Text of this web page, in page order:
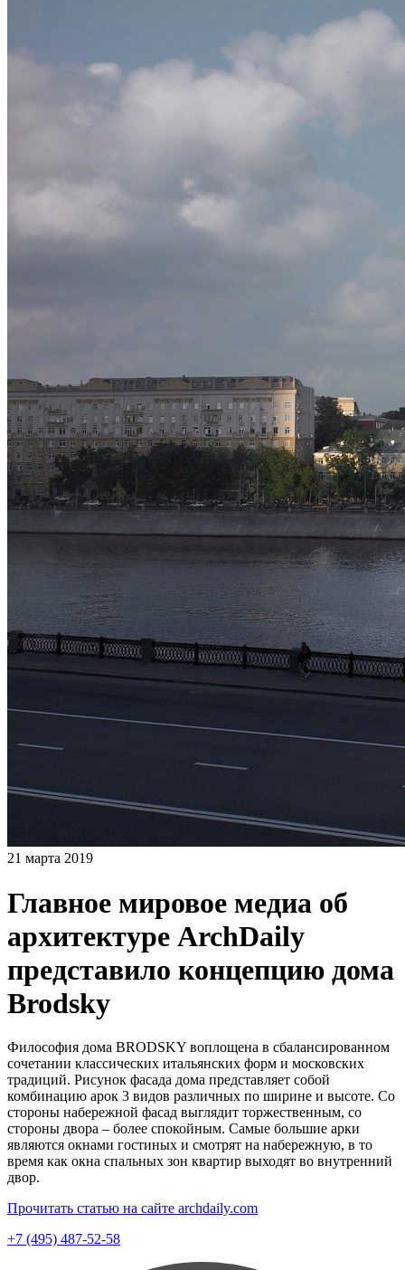
21 марта 2019
Главное мировое медиа об
архитектуре ArchDaily
представило концепцию дома
Brodsky
Философия дома BRODSKY воплощена в сбалансированном
сочетании классических итальянских форм и московских
традиций. Рисунок фасада дома представляет собой
комбинацию арок 3 видов различных по ширине и высоте. Со
стороны набережной фасад выглядит торжественным, со
стороны двора – более спокойным. Самые большие арки
являются окнами гостиных и смотрят на набережную, в то
время как окна спальных зон квартир выходят во внутренний
двор.
Прочитать статью на сайте archdaily.com
+7 (495) 487-52-58